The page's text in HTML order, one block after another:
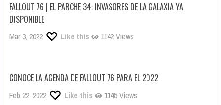
FALLOUT 76 | EL PARCHE 34: INVASORES DE LA GALAXIA YA
DISPONIBLE
Mar 3, 2022 Like this 1142 Views
CONOCE LA AGENDA DE FALLOUT 76 PARA EL 2022
Feb 22, 2022 Like this 1145 Views